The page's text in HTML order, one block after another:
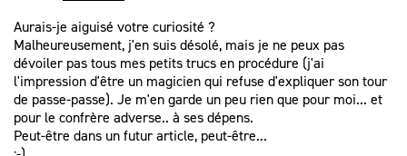
Aurais-je aiguisé votre curiosité ?
Malheureusement, j'en suis désolé, mais je ne peux pas
dévoiler pas tous mes petits trucs en procédure (j'ai
l'impression d'être un magicien qui refuse d'expliquer son tour
de passe-passe). Je m'en garde un peu rien que pour moi... et
pour le confrère adverse.. à ses dépens.
Peut-être dans un futur article, peut-être...